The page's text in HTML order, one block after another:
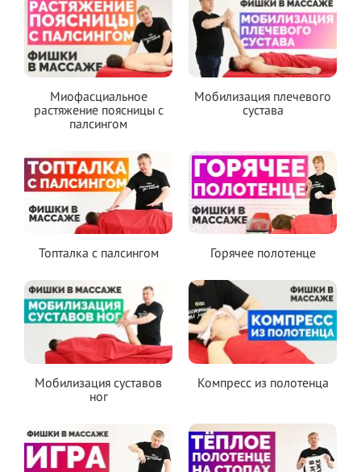
Миофасциальное
растяжение поясницы с
палсингом
Мобилизация плечевого
сустава
Топталка с палсингом Горячее полотенце
Мобилизация суставов
ног
Компресс из полотенца